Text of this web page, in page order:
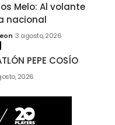
Melo: Al volante
nacional
3 agosto, 2026
PEPE COSÍO
2026